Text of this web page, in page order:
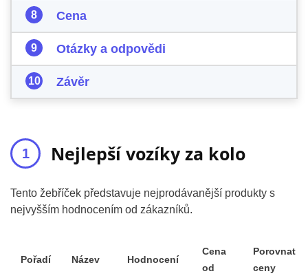
Cena
Otázky a odpovědi
Závěr
Nejlepší vozíky za kolo
Tento žebříček představuje nejprodávanější produkty s
nejvyšším hodnocením od zákazníků.
Pořadí Název Hodnocení
Cena
od
Porovnat
ceny